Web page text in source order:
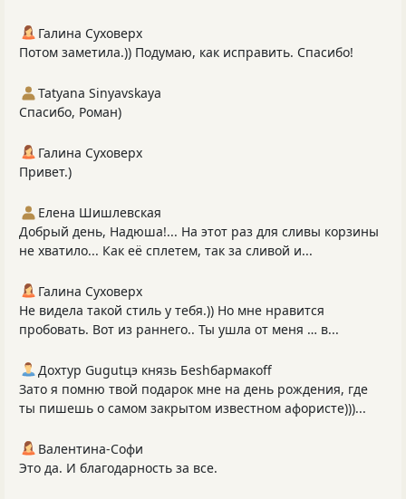
Галина Суховерх
Потом заметила.)) Подумаю, как исправить. Спасибо!
Tatyana Sinyavskaya
Спасибо, Роман)
Галина Суховерх
Привет.)
Елена Шишлевская
Добрый день, Надюша!... На этот раз для сливы корзины
не хватило... Как её сплетем, так за сливой и...
Галина Суховерх
Не видела такой стиль у тебя.)) Но мне нравится
пробовать. Вот из раннего.. Ты ушла от меня … в...
Дохтур Gugutцэ князь Беshбармакоff
Зато я помню твой подарок мне на день рождения, где
ты пишешь о самом закрытом известном афористе)))...
Валентина-Софи
Это да. И благодарность за все.